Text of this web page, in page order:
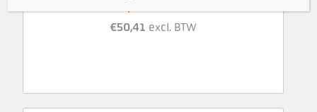
€50,41 excl. BTW